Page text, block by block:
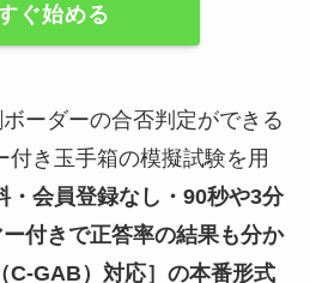
ぐ始める
ーダーの合否判定ができる
付き玉手箱の模擬試験を用
・会員登録なし・90秒や3分
付きで正答率の結果も分か
C-GAB）対応］ の本番形式